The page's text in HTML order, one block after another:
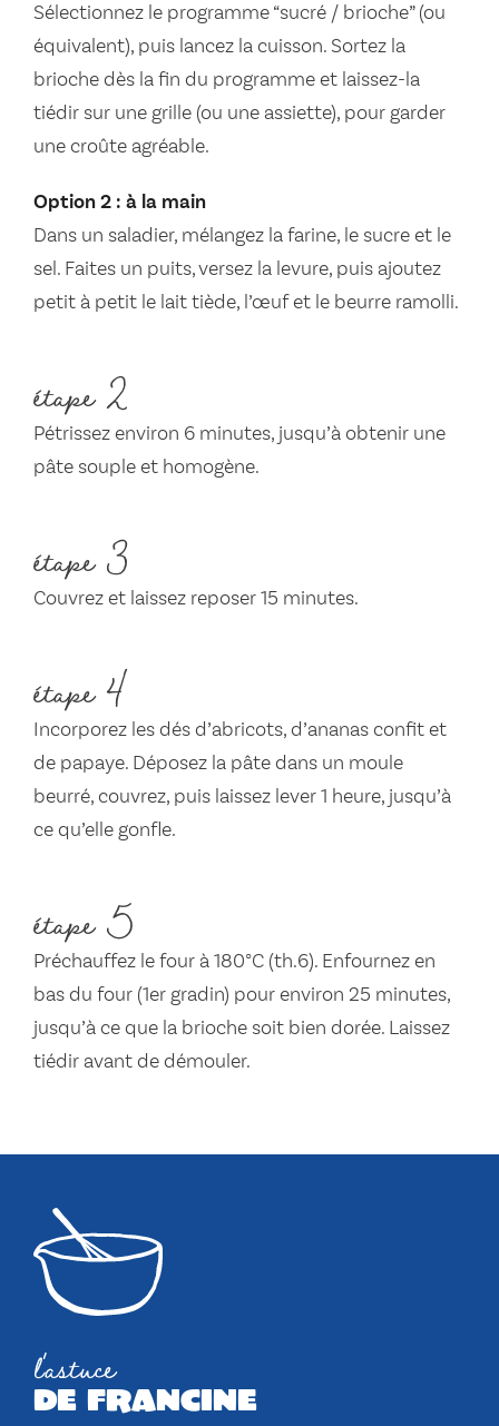
Sélectionnez le programme “sucré / brioche” (ou
équivalent), puis lancez la cuisson. Sortez la
brioche dès la fin du programme et laissez-la
tiédir sur une grille (ou une assiette), pour garder
une croûte agréable.
Option 2 : à la main
Dans un saladier, mélangez la farine, le sucre et le
sel. Faites un puits, versez la levure, puis ajoutez
petit à petit le lait tiède, l’œuf et le beurre ramolli.
étape 2
Pétrissez environ 6 minutes, jusqu’à obtenir une
pâte souple et homogène.
étape 3
Couvrez et laissez reposer 15 minutes.
étape 4
Incorporez les dés d’abricots, d’ananas confit et
de papaye. Déposez la pâte dans un moule
beurré, couvrez, puis laissez lever 1 heure, jusqu’à
ce qu’elle gonfle.
étape 5
Préchauffez le four à 180°C (th.6). Enfournez en
bas du four (1er gradin) pour environ 25 minutes,
jusqu’à ce que la brioche soit bien dorée. Laissez
tiédir avant de démouler.
l'astuce
de francine